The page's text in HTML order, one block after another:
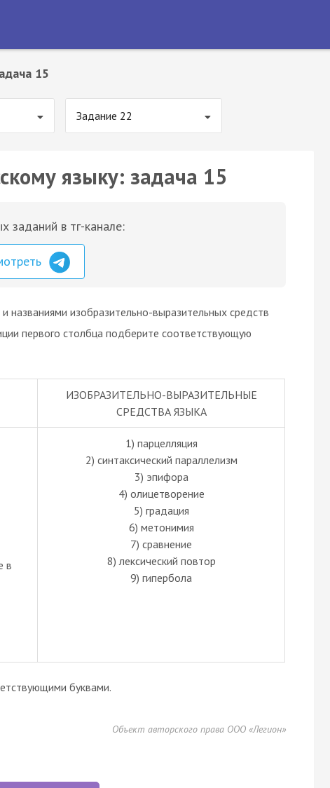
15
Задание 22
языку: задача 15
заданий в тг-канале:
изобразительно-выразительных средств
первого столбца подберите соответствующую
ИЗОБРАЗИТЕЛЬНО-ВЫРАЗИТЕЛЬНЫЕ
СРЕДСТВА ЯЗЫКА
в
1) парцелляция
2) синтаксический параллелизм
3) эпифора
4) олицетворение
5) градация
6) метонимия
7) сравнение
8) лексический повтор
9) гипербола
буквами.
Объект авторского права ООО «Легион»